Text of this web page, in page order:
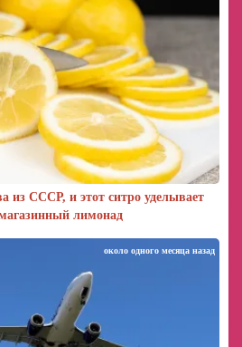
из СССР, и этот ситро уделывает
лимонад
около одного месяца назад